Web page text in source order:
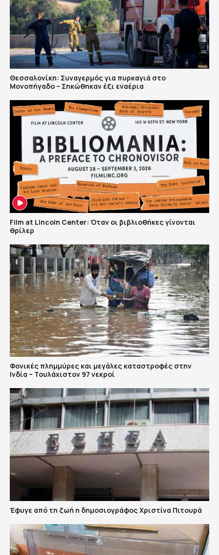
Θεσσαλονίκη: Συναγερμός για πυρκαγιά στο
Μονοπήγαδο – Σηκώθηκαν έξι εναέρια
Film at Lincoln Center: Όταν οι βιβλιοθήκες γίνονται
θρίλερ
Φονικές πλημμύρες και μεγάλες καταστροφές στην
Ινδία – Τουλάχιστον 97 νεκροί
Έφυγε από τη ζωή η δημοσιογράφος Χριστίνα Πιτουρά